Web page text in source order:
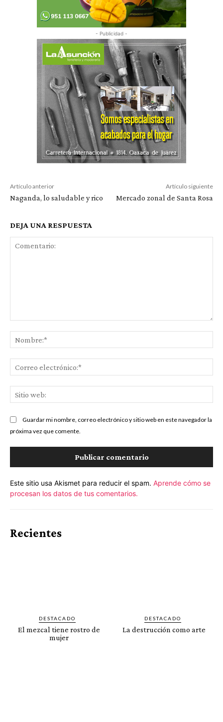
- Publicidad -
Artículo anterior
Naganda, lo saludable y rico
Artículo siguiente
Mercado zonal de Santa Rosa
DEJA UNA RESPUESTA
Guardar mi nombre, correo electrónico y sitio web en este navegador la
próxima vez que comente.
Este sitio usa Akismet para reducir el spam. Aprende cómo se
procesan los datos de tus comentarios.
Recientes
DESTACADO
El mezcal tiene rostro de
mujer
DESTACADO
La destrucción como arte